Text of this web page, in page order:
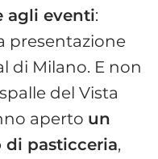
agli eventi:
presentazione
di Milano. E non
del Vista
aperto un
di pasticceria,